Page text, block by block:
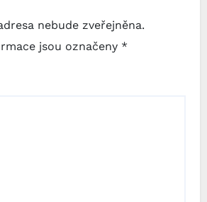
nebude zveřejněna.
jsou označeny *